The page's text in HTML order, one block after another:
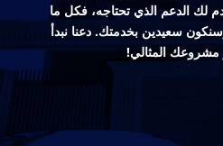
لك الدعم الذي تحتاجه، فكل ما
سعيدين بخدمتك. دعنا نبدأ
مشروعك المثالي!